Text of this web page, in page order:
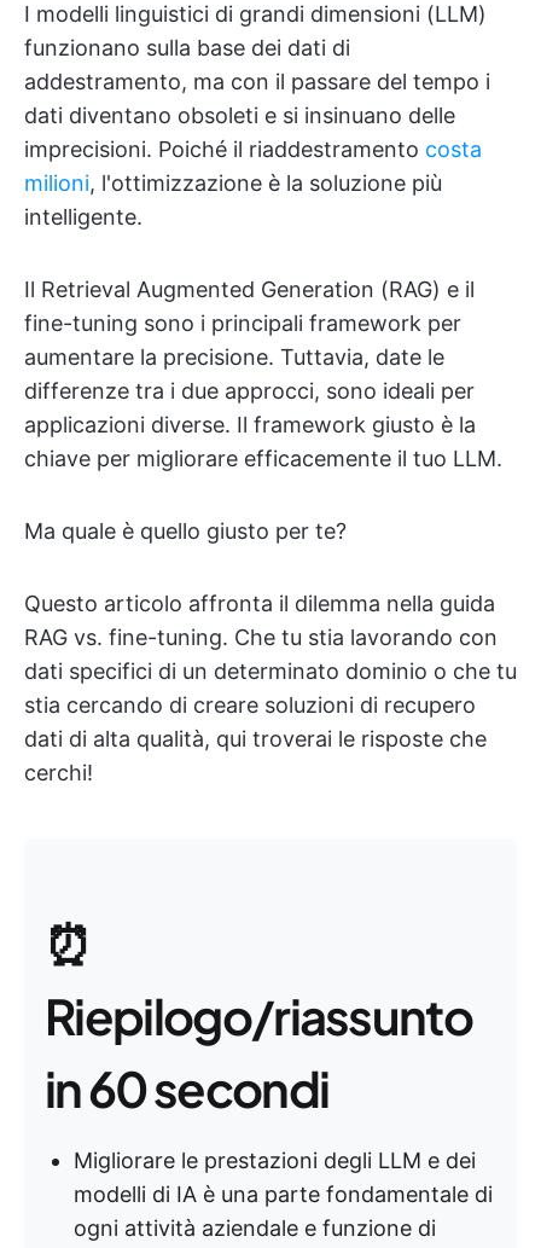
I modelli linguistici di grandi dimensioni (LLM)
funzionano sulla base dei dati di
addestramento, ma con il passare del tempo i
dati diventano obsoleti e si insinuano delle
imprecisioni. Poiché il riaddestramento costa
milioni, l'ottimizzazione è la soluzione più
intelligente.
Il Retrieval Augmented Generation (RAG) e il
fine-tuning sono i principali framework per
aumentare la precisione. Tuttavia, date le
differenze tra i due approcci, sono ideali per
applicazioni diverse. Il framework giusto è la
chiave per migliorare efficacemente il tuo LLM.
Ma quale è quello giusto per te?
Questo articolo affronta il dilemma nella guida
RAG vs. fine-tuning. Che tu stia lavorando con
dati specifici di un determinato dominio o che tu
stia cercando di creare soluzioni di recupero
dati di alta qualità, qui troverai le risposte che
cerchi!
⏰
Riepilogo/riassunto
in 60 secondi
Migliorare le prestazioni degli LLM e dei
modelli di IA è una parte fondamentale di
ogni attività aziendale e funzione di